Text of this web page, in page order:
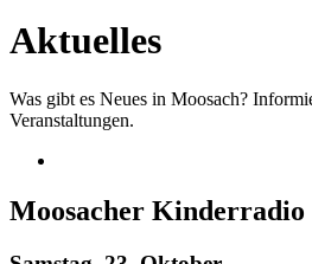
Aktuelles
Was gibt es Neues in Moosach?
Veranstaltungen.
Moosacher Kinderradio